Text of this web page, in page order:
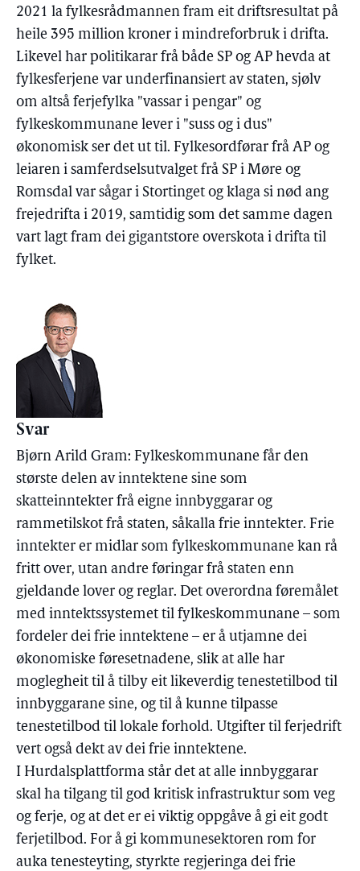
2021 la fylkesrådmannen fram eit driftsresultat på
heile 395 million kroner i mindreforbruk i drifta.
Likevel har politikarar frå både SP og AP hevda at
fylkesferjene var underfinansiert av staten, sjølv
om altså ferjefylka "vassar i pengar" og
fylkeskommunane lever i "suss og i dus"
økonomisk ser det ut til. Fylkesordførar frå AP og
leiaren i samferdselsutvalget frå SP i Møre og
Romsdal var sågar i Stortinget og klaga si nød ang
frejedrifta i 2019, samtidig som det samme dagen
vart lagt fram dei gigantstore overskota i drifta til
fylket.
Svar
Bjørn Arild Gram: Fylkeskommunane får den
største delen av inntektene sine som
skatteinntekter frå eigne innbyggarar og
rammetilskot frå staten, såkalla frie inntekter. Frie
inntekter er midlar som fylkeskommunane kan rå
fritt over, utan andre føringar frå staten enn
gjeldande lover og reglar. Det overordna føremålet
med inntektssystemet til fylkeskommunane – som
fordeler dei frie inntektene – er å utjamne dei
økonomiske føresetnadene, slik at alle har
moglegheit til å tilby eit likeverdig tenestetilbod til
innbyggarane sine, og til å kunne tilpasse
tenestetilbod til lokale forhold. Utgifter til ferjedrift
vert også dekt av dei frie inntektene.
I Hurdalsplattforma står det at alle innbyggarar
skal ha tilgang til god kritisk infrastruktur som veg
og ferje, og at det er ei viktig oppgåve å gi eit godt
ferjetilbod. For å gi kommunesektoren rom for
auka tenesteyting, styrkte regjeringa dei frie